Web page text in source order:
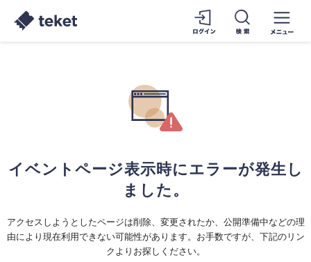
イベントページ表示時にエラーが発生し
ました。
アクセスしようとしたページは削除、変更されたか、公開準備中などの理
由により現在利用できない可能性があります。お手数ですが、下記のリン
クよりお探しください。